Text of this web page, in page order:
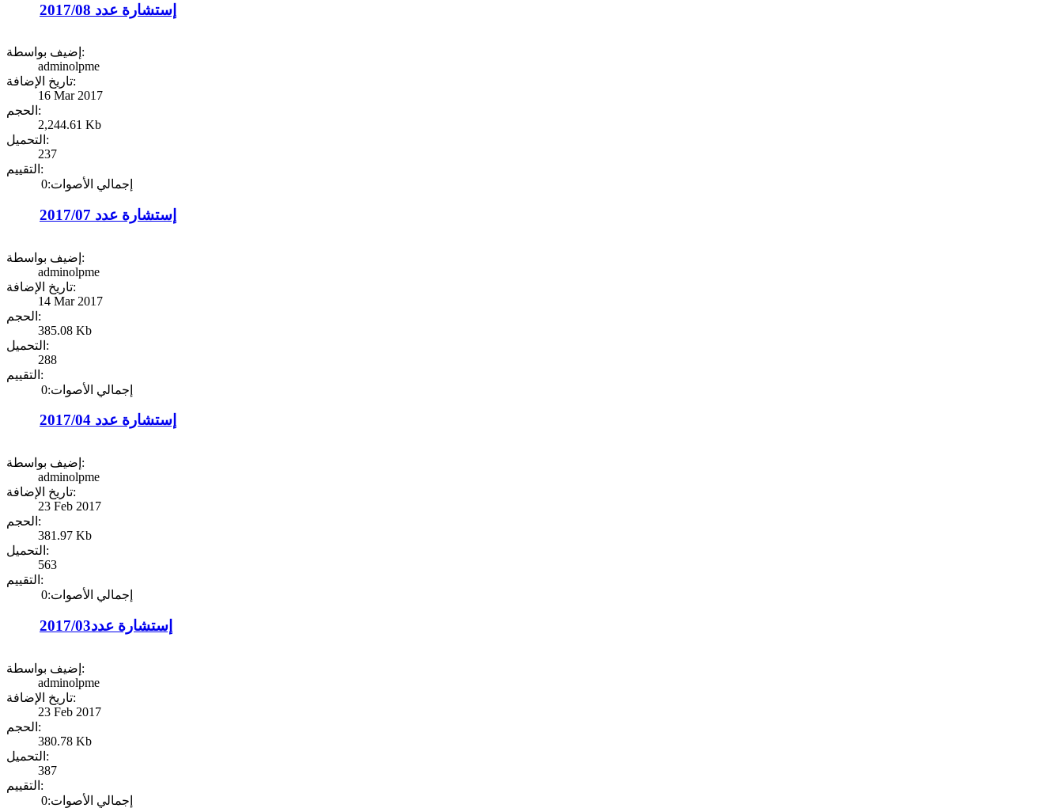
إستشارة عدد 2017/08
إضيف بواسطة:
adminolpme
تاريخ الإضافة:
16 Mar 2017
الحجم:
2,244.61 Kb
التحميل:
237
التقييم:
إجمالي الأصوات:0
إستشارة عدد 2017/07
إضيف بواسطة:
adminolpme
تاريخ الإضافة:
14 Mar 2017
الحجم:
385.08 Kb
التحميل:
288
التقييم:
إجمالي الأصوات:0
إستشارة عدد 2017/04
إضيف بواسطة:
adminolpme
تاريخ الإضافة:
23 Feb 2017
الحجم:
381.97 Kb
التحميل:
563
التقييم:
إجمالي الأصوات:0
إستشارة عدد2017/03
إضيف بواسطة:
adminolpme
تاريخ الإضافة:
23 Feb 2017
الحجم:
380.78 Kb
التحميل:
387
التقييم:
إجمالي الأصوات:0